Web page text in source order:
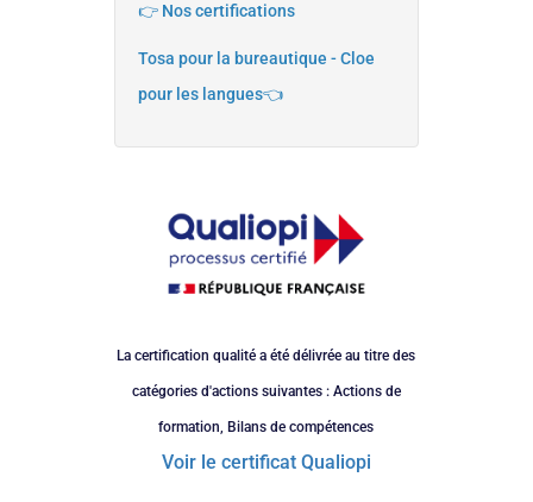
👉 Nos certifications
Tosa pour la bureautique - Cloe
pour les langues👈
La certification qualité a été délivrée au titre des
catégories d'actions suivantes : Actions de
formation, Bilans de compétences
Voir le certificat Qualiopi